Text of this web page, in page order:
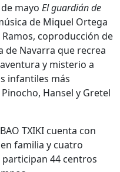
mayo El guardián de
de Miquel Ortega
coproducción de
de Navarra que recrea
y misterio a
infantiles más
Hansel y Gretel
TXIKI cuenta con
familia y cuatro
44 centros